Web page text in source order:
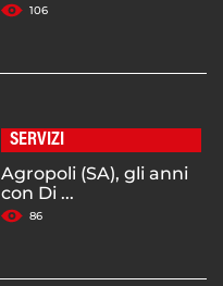
106
SERVIZI
Agropoli (SA), gli anni
con Di ...
86